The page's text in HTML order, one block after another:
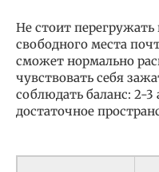
Не стоит
свободного места
сможет нормально
чувствовать себя
соблюдать баланс: 2-
достаточное